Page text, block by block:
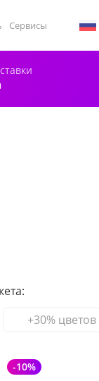
Сервисы
+30% цветов
-10%